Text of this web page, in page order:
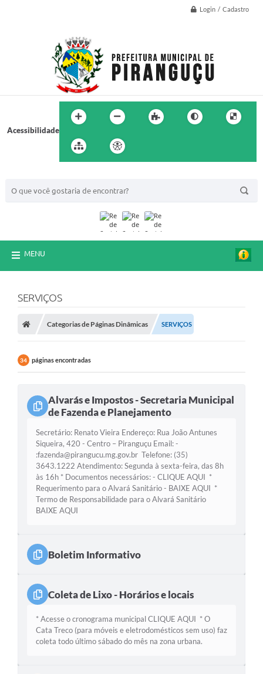
Login / Cadastro
Acessibilidade
MENU
SERVIÇOS
Categorias de Páginas Dinâmicas SERVIÇOS
34 páginas encontradas
Alvarás e Impostos - Secretaria Municipal
de Fazenda e Planejamento
Secretário: Renato Vieira Endereço: Rua João Antunes
Siqueira, 420 - Centro – Piranguçu Email: -
:fazenda@pirangucu.mg.gov.br Telefone: (35)
3643.1222 Atendimento: Segunda à sexta-feira, das 8h
às 16h * Documentos necessários: - CLIQUE AQUI *
Requerimento para o Alvará Sanitário - BAIXE AQUI *
Termo de Responsabilidade para o Alvará Sanitário
BAIXE AQUI
Boletim Informativo
Coleta de Lixo - Horários e locais
* Acesse o cronograma municipal CLIQUE AQUI * O
Cata Treco (para móveis e eletrodomésticos sem uso) faz
coleta todo último sábado do mês na zona urbana.